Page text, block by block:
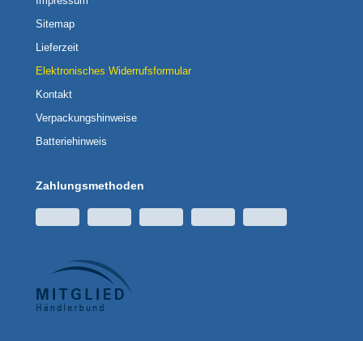
Sitemap
Lieferzeit
Elektronisches Widerrufsformular
Kontakt
Verpackungshinweise
Batteriehinweis
Zahlungsmethoden